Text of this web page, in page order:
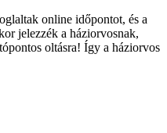
online időpontot, és a
jelezzék a háziorvosnak,
oltásra! Így a háziorvos